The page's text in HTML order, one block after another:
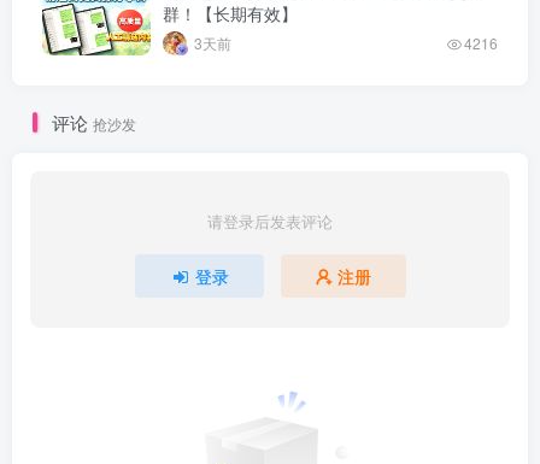
群！【长期有效】
3天前 4216
评论 抢沙发
请登录后发表评论
登录 注册